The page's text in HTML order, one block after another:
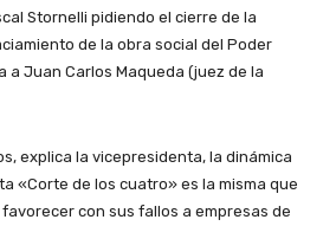
Stornelli pidiendo el cierre de la
de la obra social del Poder
a Juan Carlos Maqueda (juez de la
explica la vicepresidenta, la dinámica
«Corte de los cuatro» es la misma que
con sus fallos a empresas de